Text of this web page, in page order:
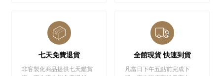
七天免費退貨
非客製化商品提供七天鑑賞
全館現貨 快速到貨
凡當日下午五點前完成下